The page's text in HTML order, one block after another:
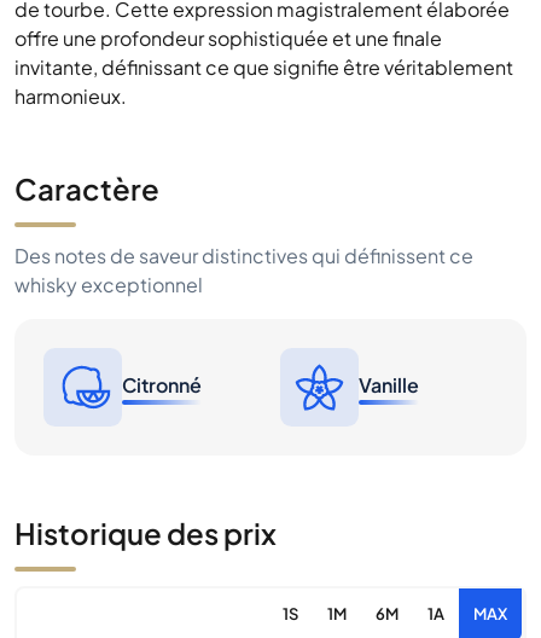
de tourbe. Cette expression magistralement élaborée
offre une profondeur sophistiquée et une finale
invitante, définissant ce que signifie être véritablement
harmonieux.
Caractère
Des notes de saveur distinctives qui définissent ce
whisky exceptionnel
Citronné Vanille
Historique des prix
1S 1M 6M 1A MAX